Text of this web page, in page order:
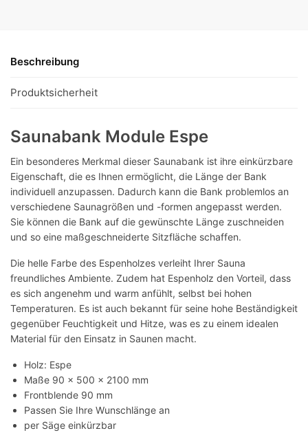
Beschreibung
Produktsicherheit
Saunabank Module Espe
Ein besonderes Merkmal dieser Saunabank ist ihre einkürzbare
Eigenschaft, die es Ihnen ermöglicht, die Länge der Bank
individuell anzupassen. Dadurch kann die Bank problemlos an
verschiedene Saunagrößen und -formen angepasst werden.
Sie können die Bank auf die gewünschte Länge zuschneiden
und so eine maßgeschneiderte Sitzfläche schaffen.
Die helle Farbe des Espenholzes verleiht Ihrer Sauna
freundliches Ambiente. Zudem hat Espenholz den Vorteil, dass
es sich angenehm und warm anfühlt, selbst bei hohen
Temperaturen. Es ist auch bekannt für seine hohe Beständigkeit
gegenüber Feuchtigkeit und Hitze, was es zu einem idealen
Material für den Einsatz in Saunen macht.
Holz: Espe
Maße 90 x 500 x 2100 mm
Frontblende 90 mm
Passen Sie Ihre Wunschlänge an
per Säge einkürzbar